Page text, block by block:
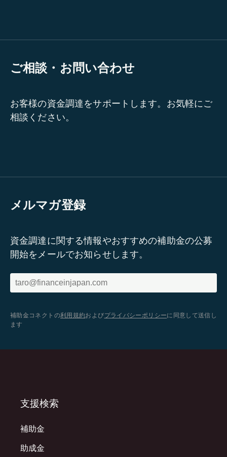
ご相談・お問い合わせ
お客様の資金調達をサポートします。お気軽にご
相談ください。
メルマガ登録
資金調達に関する情報やおすすめの補助金の公募
開始をメールでお知らせします。
補助金コネクトの利用規約およびプライバシーポリシーに同意して送信し
ます
支援検索
補助金
助成金